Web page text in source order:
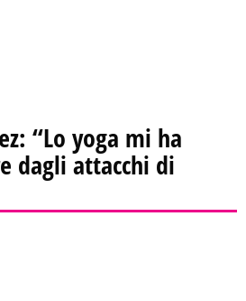
“Lo yoga mi ha
dagli attacchi di